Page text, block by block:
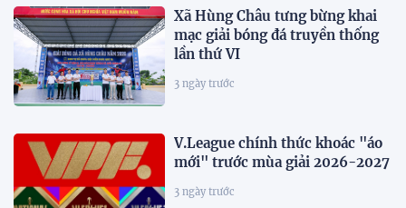
Xã Hùng Châu tưng bừng khai
mạc giải bóng đá truyền thống
lần thứ VI
3 ngày trước
V.League chính thức khoác "áo
mới" trước mùa giải 2026-2027
3 ngày trước